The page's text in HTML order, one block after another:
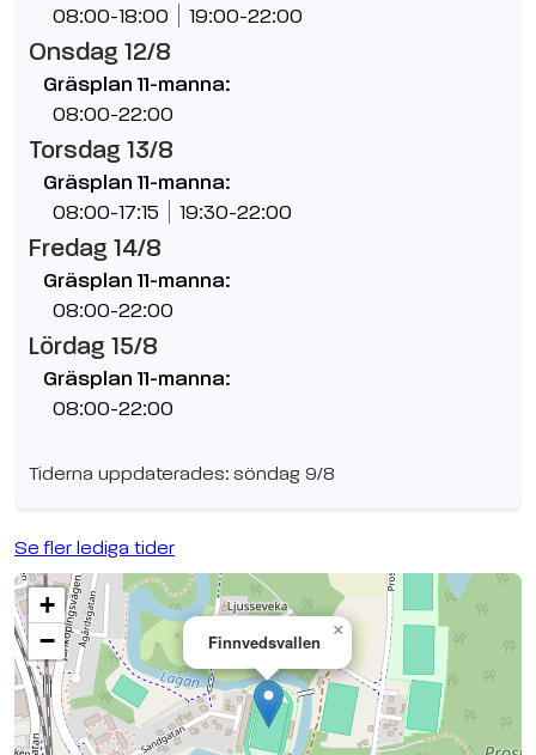
08:00-18:00 19:00-22:00
Onsdag 12/8
Gräsplan 11-manna:
08:00-22:00
Torsdag 13/8
Gräsplan 11-manna:
08:00-17:15 19:30-22:00
Fredag 14/8
Gräsplan 11-manna:
08:00-22:00
Lördag 15/8
Gräsplan 11-manna:
08:00-22:00
Tiderna uppdaterades: söndag 9/8
Se fler lediga tider
Finnvedsvallen
×
+
−